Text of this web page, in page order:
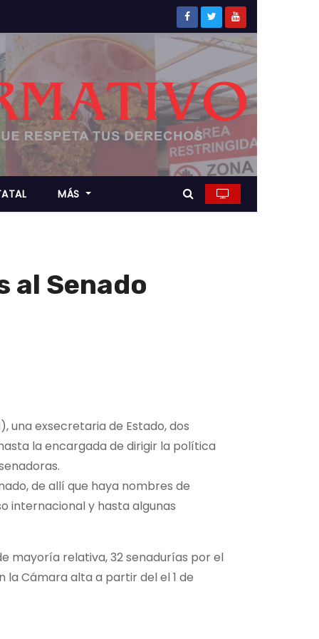
MÁS
al Senado
una exsecretaria de Estado, dos
la encargada de dirigir la política
de allí que haya nombres de
internacional y hasta algunas
mayoría relativa, 32 senadurías por el
Cámara alta a partir del el 1 de